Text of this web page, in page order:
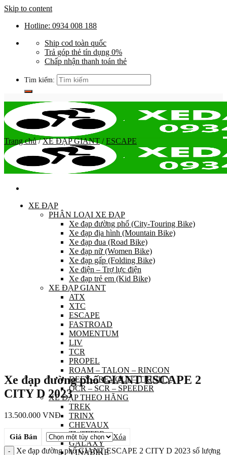
Skip to content
Hotline: 0934 008 188
Ship cod toàn quốc
Trả góp thẻ tín dụng 0%
Chấp nhận thanh toán thẻ
Tìm kiếm:
XE ĐẠP
PHÂN LOẠI XE ĐẠP
Xe đạp đường phố (City-Touring Bike)
Xe đạp địa hình (Mountain Bike)
Xe đạp đua (Road Bike)
Xe đạp nữ (Women Bike)
Xe đạp gấp (Folding Bike)
Xe điện – Trợ lực điện
Xe đạp trẻ em (Kid Bike)
XE ĐẠP GIANT
ATX
XTC
ESCAPE
FASTROAD
MOMENTUM
LIV
TCR
PROPEL
ROAM – TALON – RINCON
DEFY – REVOLT – TRINITY
OCR – SCR – SPEEDER
XE ĐẠP THEO HÃNG
TREK
TRINX
CHEVAUX
TWITTER
GALAXY
VINABIKE
Trang chủ / XE ĐẠP GIANT / ESCAPE
Xe đạp đường phố GIANT ESCAPE 2
CITY D 2023
13.500.000 VNĐ
Giá Bán Xóa
Xe đạp đường phố GIANT ESCAPE 2 CITY D 2023 số lượng